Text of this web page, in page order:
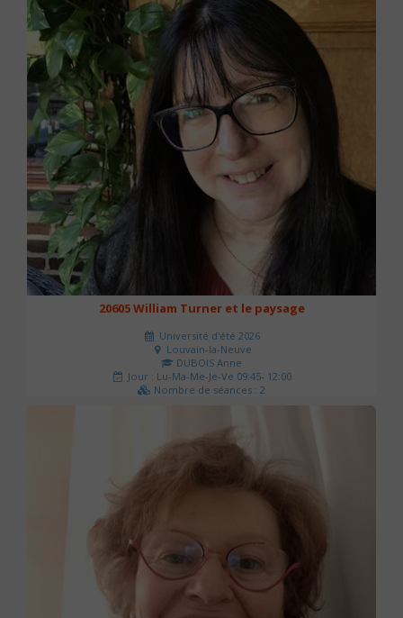
20605 William Turner et le paysage
Université d'été 2026
Louvain-la-Neuve
DUBOIS Anne
Jour : Lu-Ma-Me-Je-Ve 09:45- 12:00
Nombre de séances : 2